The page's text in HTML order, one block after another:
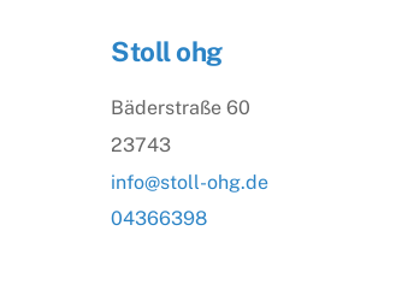
Stoll ohg
Bäderstraße 60
23743
info@stoll-ohg.de
04366398